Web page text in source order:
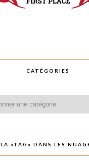
CATÉGORIES
LA «TAG» DANS LES